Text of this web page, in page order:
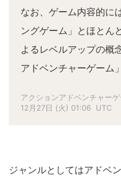
なお、ゲーム内容的に
ングゲーム」とほとん
よるレベルアップの概
アドベンチャーゲーム
アクションアドベンチャー
12月27日 (火) 01:06 UTC
ジャンルとしてはアドベ